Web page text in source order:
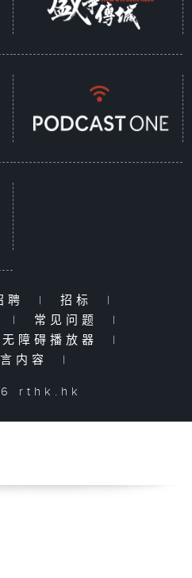
聘 | 招标
|
| 常见问题
|
无障碍播放器
|
内容
|
rthk.hk